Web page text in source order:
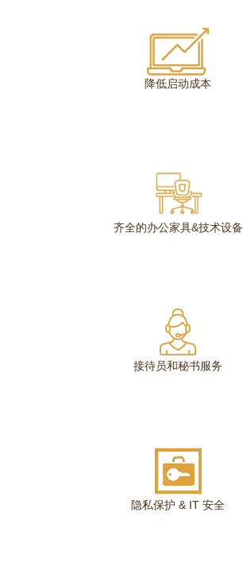
降低启动成本
齐全的办公家具&技术设备
接待员和秘书服务
隐私保护 & IT 安全